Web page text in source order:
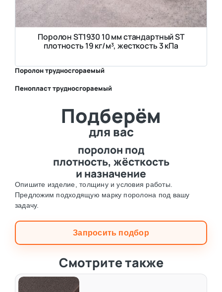
Поролон ST1930 10 мм стандартный ST
плотность 19 кг/м³, жесткость 3 кПа
Поролон трудносгораемый
Пенопласт трудносгораемый
Подберём
для вас
поролон под
плотность, жёсткость
и назначение
Опишите изделие, толщину и условия работы.
Предложим подходящую марку поролона под вашу
задачу.
Запросить подбор
Смотрите также